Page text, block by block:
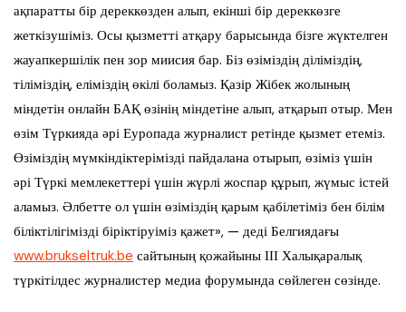
ақпаратты бір дереккөзден алып, екінші бір дереккөзге
жеткізушіміз. Осы қызметті атқару барысында бізге жүктелген
жауапкершілік пен зор миисия бар. Біз өзіміздің діліміздің,
тіліміздің, еліміздің өкілі боламыз. Қазір Жібек жолының
міндетін онлайн БАҚ өзінің міндетіне алып, атқарып отыр. Мен
өзім Түркияда әрі Еуропада журналист ретінде қызмет етеміз.
Өзіміздің мүмкіндіктерімізді пайдалана отырып, өзіміз үшін
әрі Түркі мемлекеттері үшін жүрлі жоспар құрып, жүмыс істей
аламыз. Әлбетте ол үшін өзіміздің қарым қабілетіміз бен білім
біліктілігімізді біріктіруіміз қажет», — деді Белгиядағы
www.brukseltruk.be сайтының қожайыны ІІІ Халықаралық
түркітілдес журналистер медиа форумында сөйлеген сөзінде.